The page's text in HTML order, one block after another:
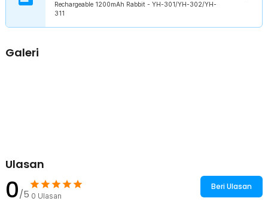
Rechargeable 1200mAh Rabbit - YH-301/YH-302/YH-
311
Galeri
Ulasan
0/5 0 Ulasan
Beri Ulasan